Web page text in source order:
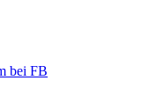
bei FB